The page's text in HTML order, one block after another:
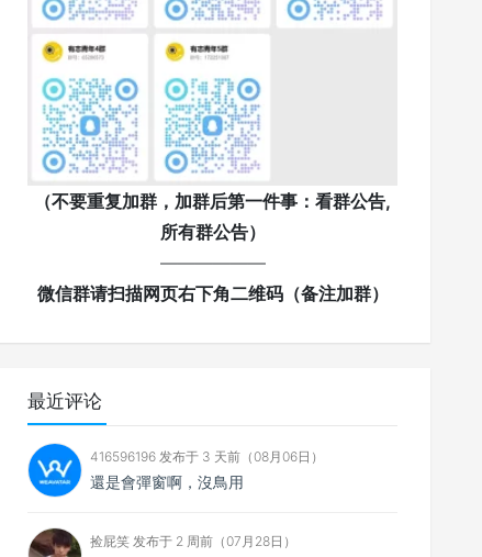
（不要重复加群，加群后第一件事：看群公告,
所有群公告）
——————
微信群请扫描网页右下角二维码（备注加群）
最近评论
416596196 发布于 3 天前（08月06日）
還是會彈窗啊，沒鳥用
捡屁笑 发布于 2 周前（07月28日）